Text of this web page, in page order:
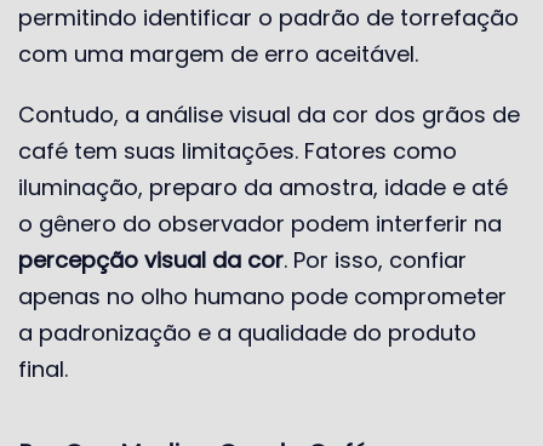
permitindo identificar o padrão de torrefação
com uma margem de erro aceitável.
Contudo, a análise visual da cor dos grãos de
café tem suas limitações. Fatores como
iluminação, preparo da amostra, idade e até
o gênero do observador podem interferir na
percepção visual da cor. Por isso, confiar
apenas no olho humano pode comprometer
a padronização e a qualidade do produto
final.